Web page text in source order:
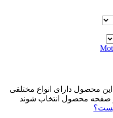
این محصول دارای انواع مختلفی
صفحه محصول انتخاب شوند